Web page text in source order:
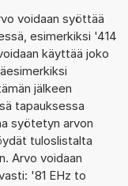
voidaan syöttää
esimerkiksi '414
käyttää joko
jälkeen
tapauksessa
syötetyn arvon
tuloslistalta
Arvo voidaan
'81 EHz to